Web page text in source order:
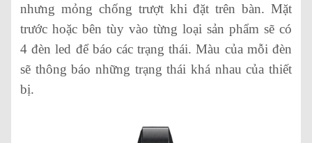
nhưng mỏng chống trượt khi đặt trên bàn. Mặt
trước hoặc bên tùy vào từng loại sản phẩm sẽ có
4 đèn led để báo các trạng thái. Màu của mỗi đèn
sẽ thông báo những trạng thái khá nhau của thiết
bị.